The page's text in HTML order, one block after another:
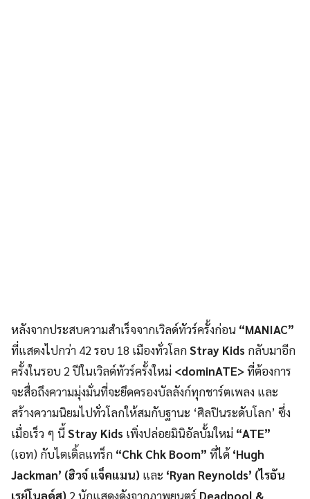
หลังจากประสบความสำเร็จจากเวิลด์ทัวร์ครั้งก่อน “MANIAC”
ที่แสดงไปกว่า 42 รอบ 18 เมืองทั่วโลกStray Kids กลับมาอีก
ครั้งในรอบ 2 ปีในเวิลด์ทัวร์ครั้งใหม่ <dominATE>ที่ต้องการ
จะสื่อถึงความมุ่งมั่นที่จะยึดครองบัลลังก์ทุกชาร์ตเพลง และ
สร้างความนิยมไปทั่วโลกให้สมกับฐานะ ‘ศิลปินระดับโลก’ ซึ่ง
เมื่อเร็ว ๆ นี้Stray Kids เพิ่งปล่อยมินิอัลบั้มใหม่ “ATE”
(เอท) กับไตเติ้ลแทร็ก “Chk Chk Boom” ที่ได้ ‘Hugh
Jackman’ (ฮิวจ์ แจ็คแมน) และ ‘Ryan Reynolds’ (ไรอัน
เรย์โนลด์ส) 2 นักแสดงดังจากภาพยนตร์ Deadpool &